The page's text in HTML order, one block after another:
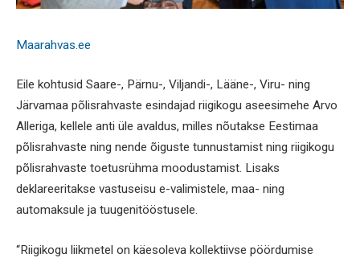
Maarahvas.ee
Eile kohtusid Saare-, Pärnu-, Viljandi-, Lääne-, Viru- ning
Järvamaa põlisrahvaste esindajad riigikogu aseesimehe Arvo
Alleriga, kellele anti üle avaldus, milles nõutakse Eestimaa
põlisrahvaste ning nende õiguste tunnustamist ning riigikogu
põlisrahvaste toetusrühma moodustamist. Lisaks
deklareeritakse vastuseisu e-valimistele, maa- ning
automaksule ja tuugenitööstusele.
“Riigikogu liikmetel on käesoleva kollektiivse pöördumise